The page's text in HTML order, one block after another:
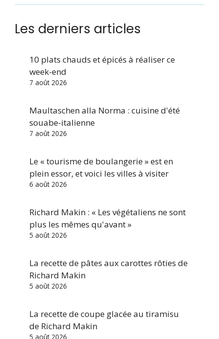
Les derniers articles
10 plats chauds et épicés à réaliser ce
week-end
7 août 2026
Maultaschen alla Norma : cuisine d'été
souabe-italienne
7 août 2026
Le « tourisme de boulangerie » est en
plein essor, et voici les villes à visiter
6 août 2026
Richard Makin : « Les végétaliens ne sont
plus les mêmes qu'avant »
5 août 2026
La recette de pâtes aux carottes rôties de
Richard Makin
5 août 2026
La recette de coupe glacée au tiramisu
de Richard Makin
5 août 2026